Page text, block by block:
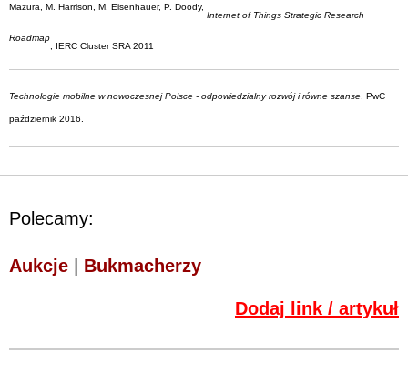
Mazura, M. Harrison, M. Eisenhauer, P. Doody, Internet of Things Strategic Research
Roadmap , IERC Cluster SRA 2011
Technologie mobilne w nowoczesnej Polsce - odpowiedzialny rozwój i równe szanse , PwC
październik 2016.
Polecamy:
Aukcje Bukmacherzy
Dodaj link / artykuł